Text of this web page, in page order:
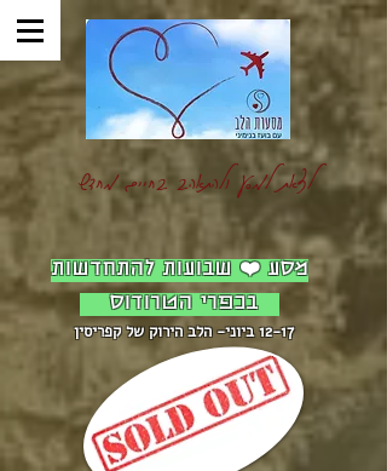
לצאת למסע ולהתאהב בחיים מחדש
מסע ❤️ שבועות להתחדשות
בכפרי הטרודוס
12-17 ביוני- הלב הירוק של קפ ריסין